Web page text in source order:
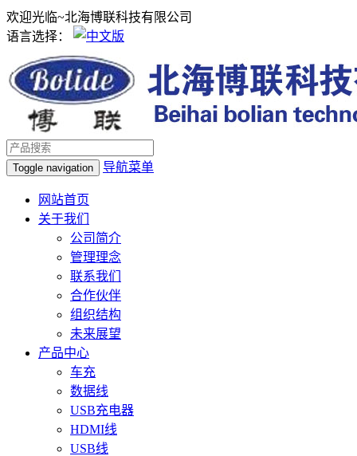
欢迎光临~北海博联科技有限公司
语言选择：
Toggle navigation 导航菜单
网站首页
关于我们
公司简介
管理理念
联系我们
合作伙伴
组织结构
未来展望
产品中心
车充
数据线
USB充电器
HDMI线
USB线